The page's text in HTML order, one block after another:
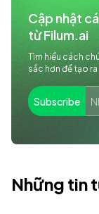
Cập nhật
từ Filum.ai
Tìm hiểu cách
sắc hơn để tạo
Subscribe
Những tin